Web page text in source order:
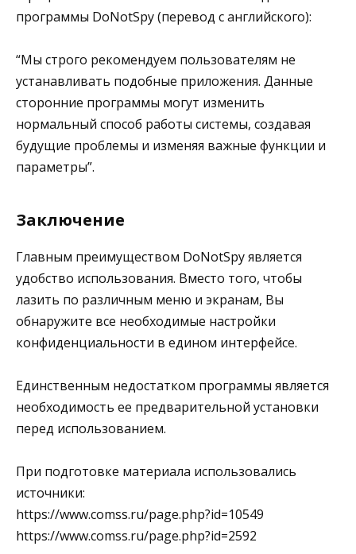
программы DoNotSpy (перевод с английского):
“Мы строго рекомендуем пользователям не
устанавливать подобные приложения. Данные
сторонние программы могут изменить
нормальный способ работы системы, создавая
будущие проблемы и изменяя важные функции и
параметры”.
Заключение
Главным преимуществом DoNotSpy является
удобство использования. Вместо того, чтобы
лазить по различным меню и экранам, Вы
обнаружите все необходимые настройки
конфиденциальности в едином интерфейсе.
Единственным недостатком программы является
необходимость ее предварительной установки
перед использованием.
При подготовке материала использовались
источники:
https://www.comss.ru/page.php?id=10549
https://www.comss.ru/page.php?id=2592